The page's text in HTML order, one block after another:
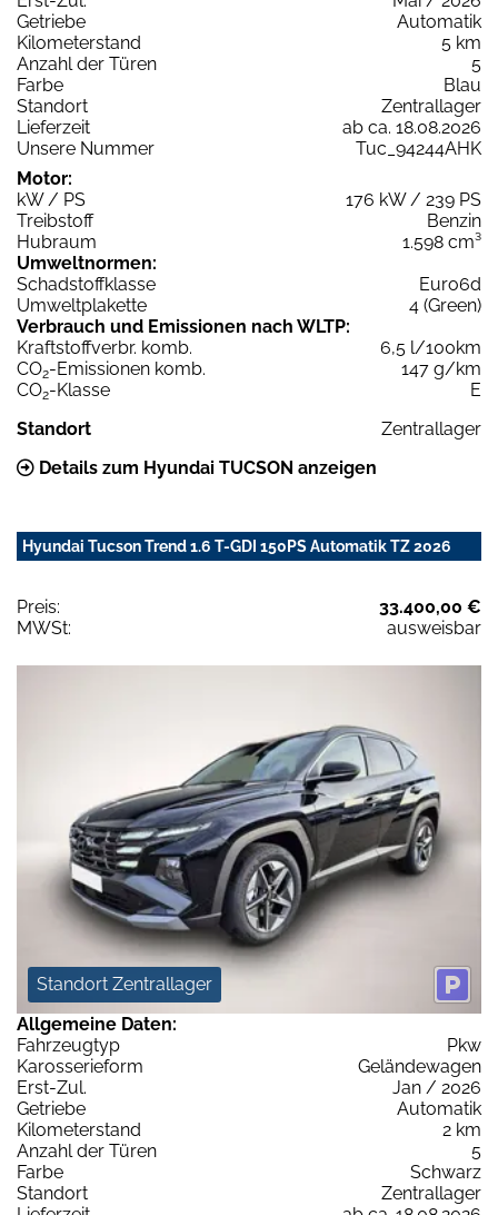
Getriebe
Automatik
Kilometerstand
5 km
Anzahl der Türen
5
Farbe
Blau
Standort
Zentrallager
Lieferzeit
ab ca. 18.08.2026
Unsere Nummer
Tuc_94244AHK
Motor:
kW / PS
176 kW / 239 PS
Treibstoff
Benzin
Hubraum
1.598 cm³
Umweltnormen:
Schadstoffklasse
Euro6d
Umweltplakette
4 (Green)
Verbrauch und Emissionen nach WLTP:
Kraftstoffverbr. komb.
6,5 l/100km
CO2-Emissionen komb.
147 g/km
CO2-Klasse
E
Standort
Zentrallager
Details zum Hyundai TUCSON anzeigen
Hyundai Tucson Trend 1.6 T-GDI 150PS Automatik TZ 2026
Preis:
33.400,00 €
MWSt:
ausweisbar
Standort Zentrallager
Allgemeine Daten:
Fahrzeugtyp
Pkw
Karosserieform
Geländewagen
Erst-Zul.
Jan / 2026
Getriebe
Automatik
Kilometerstand
2 km
Anzahl der Türen
5
Farbe
Schwarz
Standort
Zentrallager